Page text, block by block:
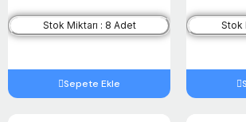
Stok Miktarı : 8 Adet
Sepete Ekle
Stok